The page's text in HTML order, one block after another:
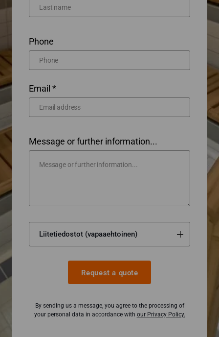
Phone
Email *
Message or further information...
Request a quote
By sending us a message, you agree to the processing of
your personal data in accordance with our Privacy Policy.